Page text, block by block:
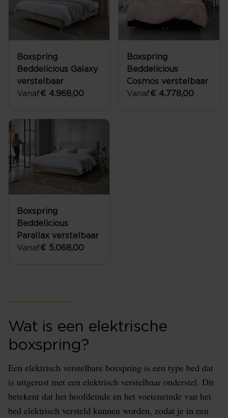
Boxspring
Beddelicious Galaxy
verstelbaar
Vanaf€ 4.968,00
Boxspring
Beddelicious
Cosmos verstelbaar
Vanaf€ 4.778,00
Boxspring
Beddelicious
Parallax verstelbaar
Vanaf€ 5.068,00
Wat is een elektrische
boxspring?
Een elektrisch verstelbare boxspring is een type bed dat
is uitgerust met een elektrisch verstelbaar onderstel. Dit
betekent dat het hoofdeinde en het voeteneinde van het
bed elektrisch versteld kunnen worden, zodat je in een